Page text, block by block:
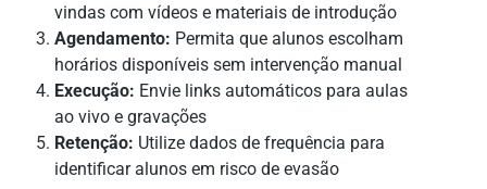
vindas com vídeos e materiais de introdução
Agendamento: Permita que alunos escolham
horários disponíveis sem intervenção manual
Execução: Envie links automáticos para aulas
ao vivo e gravações
Retenção: Utilize dados de frequência para
identificar alunos em risco de evasão